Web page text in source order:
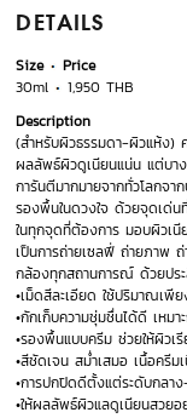
DETAILS
Size
Price
30ml
1,950 THB
Description
(สำหรับผิวธรรมดา-ผิวแห้ง)
ผลลัพธ์ผิวดูเนียนแน่น แต่บา
การันตีมากมายจากทั่วโลกจ
รองพื้นในดวงใจ ด้วยจุดเด่น
ในทุกจุดที่ต้องการ มอบผิวเ
เป็นการถ่ายเซลฟี่ ถ่ายภาพ
กล้องทุกสถานการณ์ ด้วยปร
•เม็ดสีละเอียด ใช้ปริมาณเพี
•กักเก็บความชุ่มชื่นได้ดี เหม
•รองพื้นแบบครีม ช่วยให้ผิวเรี
•สีชัดเจน สม่ำเสมอ เนื้อครี
•การปกปิดดีตั้งแต่ระดับกลา
•ให้ผลลัพธ์ผิวแลดูเนียนสวยอ